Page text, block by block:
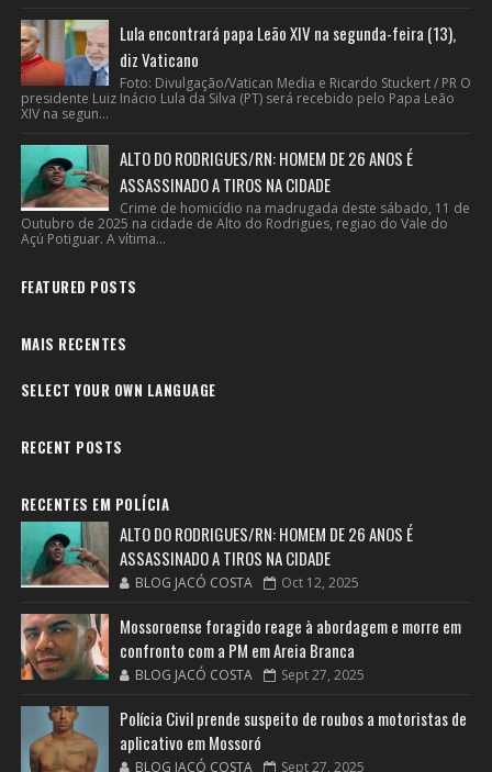
Lula encontrará papa Leão XIV na segunda-feira (13),
diz Vaticano
Foto: Divulgação/Vatican Media e Ricardo Stuckert / PR O
presidente Luiz Inácio Lula da Silva (PT) será recebido pelo Papa Leão
XIV na segun...
ALTO DO RODRIGUES/RN: HOMEM DE 26 ANOS É
ASSASSINADO A TIROS NA CIDADE
Crime de homicídio na madrugada deste sábado, 11 de
Outubro de 2025 na cidade de Alto do Rodrigues, regiao do Vale do
Açú Potiguar. A vítima...
FEATURED POSTS
MAIS RECENTES
SELECT YOUR OWN LANGUAGE
RECENT POSTS
RECENTES EM POLÍCIA
ALTO DO RODRIGUES/RN: HOMEM DE 26 ANOS É
ASSASSINADO A TIROS NA CIDADE
BLOG JACÓ COSTA Oct 12, 2025
Mossoroense foragido reage à abordagem e morre em
confronto com a PM em Areia Branca
BLOG JACÓ COSTA Sept 27, 2025
Polícia Civil prende suspeito de roubos a motoristas de
aplicativo em Mossoró
BLOG JACÓ COSTA Sept 27, 2025